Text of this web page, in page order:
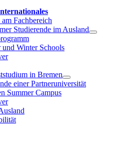
Fachbereich
Studierende im Ausland
und Winter Schools
in Bremen
einer Partneruniversität
Summer Campus